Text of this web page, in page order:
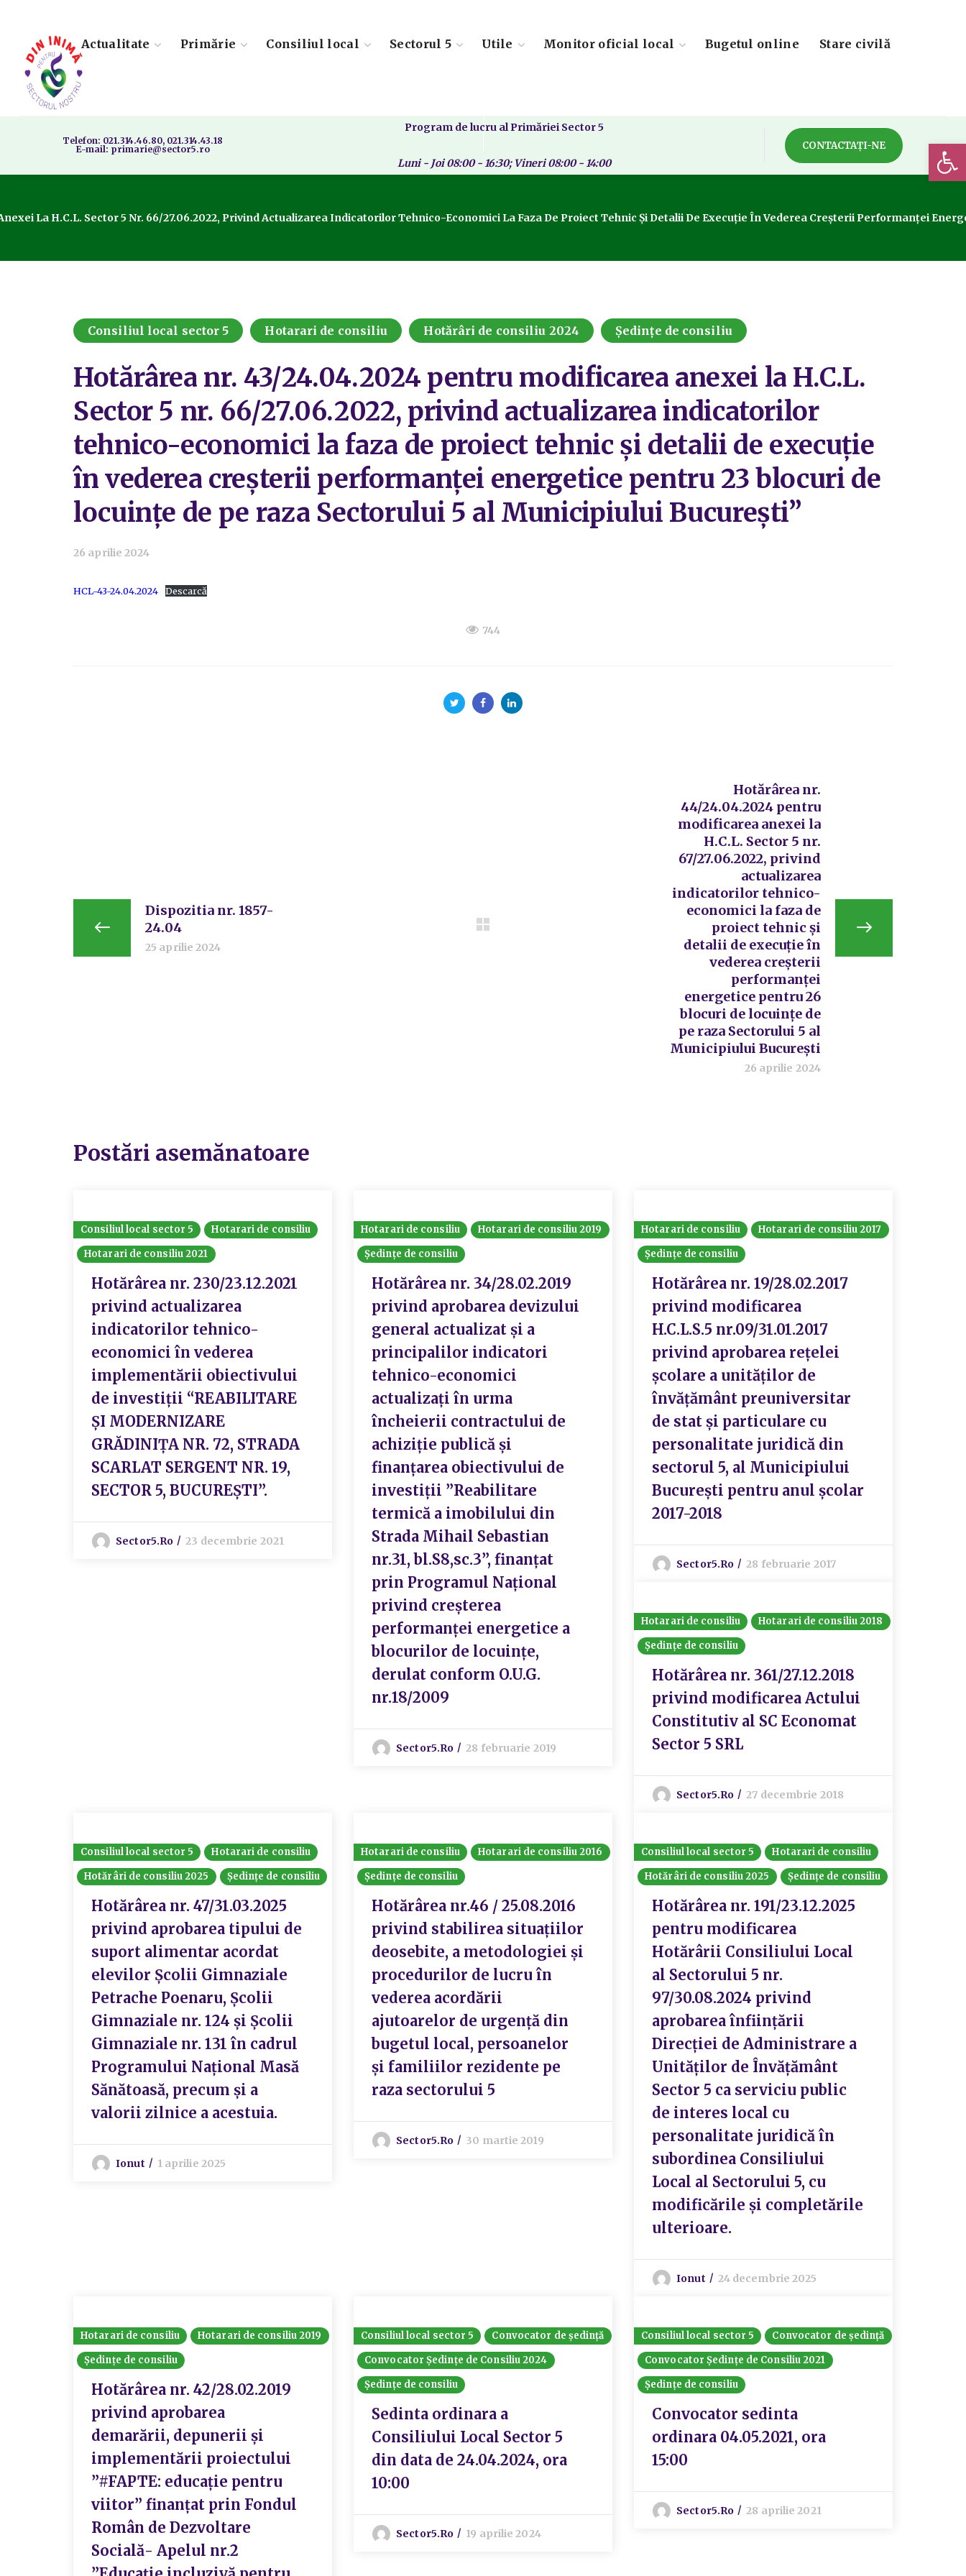
Actualitate Primărie Consiliul local Sectorul 5 Utile Monitor oficial local Bugetul online Stare civilă
Telefon: 021.314.46.80, 021.314.43.18
E-mail: primarie@sector5.ro
Program de lucru al Primăriei Sector 5
Luni - Joi 08:00 - 16:30; Vineri 08:00 - 14:00
CONTACTAȚI-NE
La H.C.L. Sector 5 Nr. 66/27.06.2022, Privind Actualizarea Indicatorilor Tehnico-Economici La Faza De Proiect Tehnic Și Detalii De Execuție În Vederea Creșterii Performanței
Consiliul local sector 5 Hotarari de consiliu Hotărâri de consiliu 2024 Ședințe de consiliu
Hotărârea nr. 43/24.04.2024 pentru modificarea anexei la H.C.L.
Sector 5 nr. 66/27.06.2022, privind actualizarea indicatorilor
tehnico-economici la faza de proiect tehnic și detalii de execuție
în vederea creșterii performanței energetice pentru 23 blocuri de
locuințe de pe raza Sectorului 5 al Municipiului București”
26 aprilie 2024
HCL-43-24.04.2024 Descarcă
744
Dispozitia nr. 1857-
24.04
25 aprilie 2024
Hotărârea nr.
44/24.04.2024 pentru
modificarea anexei la
H.C.L. Sector 5 nr.
67/27.06.2022, privind
actualizarea
indicatorilor tehnico-
economici la faza de
proiect tehnic și
detalii de execuție în
vederea creșterii
performanței
energetice pentru 26
blocuri de locuințe de
pe raza Sectorului 5 al
Municipiului București
26 aprilie 2024
Postări asemănatoare
Consiliul local sector 5
Hotarari de consiliu
Hotarari de consiliu 2021
Hotărârea nr. 230/23.12.2021
privind actualizarea
indicatorilor tehnico-
economici în vederea
implementării obiectivului
de investiţii “REABILITARE
ȘI MODERNIZARE
GRĂDINIȚA NR. 72, STRADA
SCARLAT SERGENT NR. 19,
SECTOR 5, BUCUREȘTI”.
Sector5.ro 23 decembrie 2021
Hotarari de consiliu
Hotarari de consiliu 2019
Ședințe de consiliu
Hotărârea nr. 34/28.02.2019
privind aprobarea devizului
general actualizat și a
principalilor indicatori
tehnico-economici
actualizați în urma
încheierii contractului de
achiziție publică și
finanțarea obiectivului de
investiții ”Reabilitare
termică a imobilului din
Strada Mihail Sebastian
nr.31, bl.S8,sc.3”, finanțat
prin Programul Național
privind creșterea
performanței energetice a
blocurilor de locuințe,
derulat conform O.U.G.
nr.18/2009
Sector5.ro 28 februarie 2019
Hotarari de consiliu
Hotarari de consiliu 2017
Ședințe de consiliu
Hotărârea nr. 19/28.02.2017
privind modificarea
H.C.L.S.5 nr.09/31.01.2017
privind aprobarea rețelei
școlare a unităților de
învățământ preuniversitar
de stat și particulare cu
personalitate juridică din
sectorul 5, al Municipiului
București pentru anul școlar
2017-2018
Sector5.ro 28 februarie 2017
Hotarari de consiliu
Hotarari de consiliu 2018
Ședințe de consiliu
Hotărârea nr. 361/27.12.2018
privind modificarea Actului
Constitutiv al SC Economat
Sector 5 SRL
Sector5.ro 27 decembrie 2018
Consiliul local sector 5
Hotarari de consiliu
Hotărâri de consiliu 2025
Ședințe de consiliu
Hotărârea nr. 47/31.03.2025
privind aprobarea tipului de
suport alimentar acordat
elevilor Şcolii Gimnaziale
Petrache Poenaru, Școlii
Gimnaziale nr. 124 și Școlii
Gimnaziale nr. 131 în cadrul
Programului Național Masă
Sănătoasă, precum și a
valorii zilnice a acestuia.
Ionut 1 aprilie 2025
Hotarari de consiliu
Hotarari de consiliu 2016
Ședințe de consiliu
Hotărârea nr.46 / 25.08.2016
privind stabilirea situațiilor
deosebite, a metodologiei și
procedurilor de lucru în
vederea acordării
ajutoarelor de urgență din
bugetul local, persoanelor
și familiilor rezidente pe
raza sectorului 5
Sector5.ro 30 martie 2019
Consiliul local sector 5
Hotarari de consiliu
Hotărâri de consiliu 2025
Ședințe de consiliu
Hotărârea nr. 191/23.12.2025
pentru modificarea
Hotărârii Consiliului Local
al Sectorului 5 nr.
97/30.08.2024 privind
aprobarea înființării
Direcției de Administrare a
Unităților de Învățământ
Sector 5 ca serviciu public
de interes local cu
personalitate juridică în
subordinea Consiliului
Local al Sectorului 5, cu
modificările și completările
ulterioare.
Ionut 24 decembrie 2025
Hotarari de consiliu
Hotarari de consiliu 2019
Ședințe de consiliu
Hotărârea nr. 42/28.02.2019
privind aprobarea
demarării, depunerii și
implementării proiectului
”#FAPTE: educație pentru
viitor” finanțat prin Fondul
Român de Dezvoltare
Socială- Apelul nr.2
Consiliul local sector 5
Convocator de ședință
Convocator Ședințe de Consiliu 2024
Ședințe de consiliu
Sedinta ordinara a
Consiliului Local Sector 5
din data de 24.04.2024, ora
10:00
Sector5.ro 19 aprilie 2024
Consiliul local sector 5
Convocator de ședință
Convocator Ședințe de Consiliu 2021
Ședințe de consiliu
Convocator sedinta
ordinara 04.05.2021, ora
15:00
Sector5.ro 28 aprilie 2021